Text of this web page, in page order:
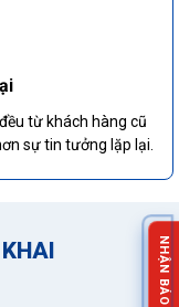
từ khách hàng cũ
sự tin tưởng lặp lại.